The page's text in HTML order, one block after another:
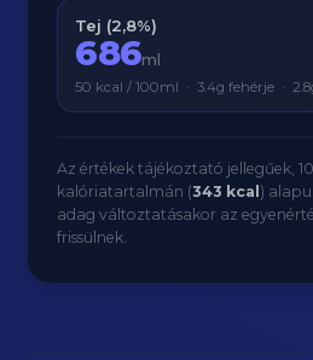
Tej (2,8%)
686ml
50 kcal / 100ml · 3.4g fehérje ·
Az értékek tájékoztató jellegűek,
kalóriatartalmán (343 kcal )
adag változtatásakor az
frissülnek.